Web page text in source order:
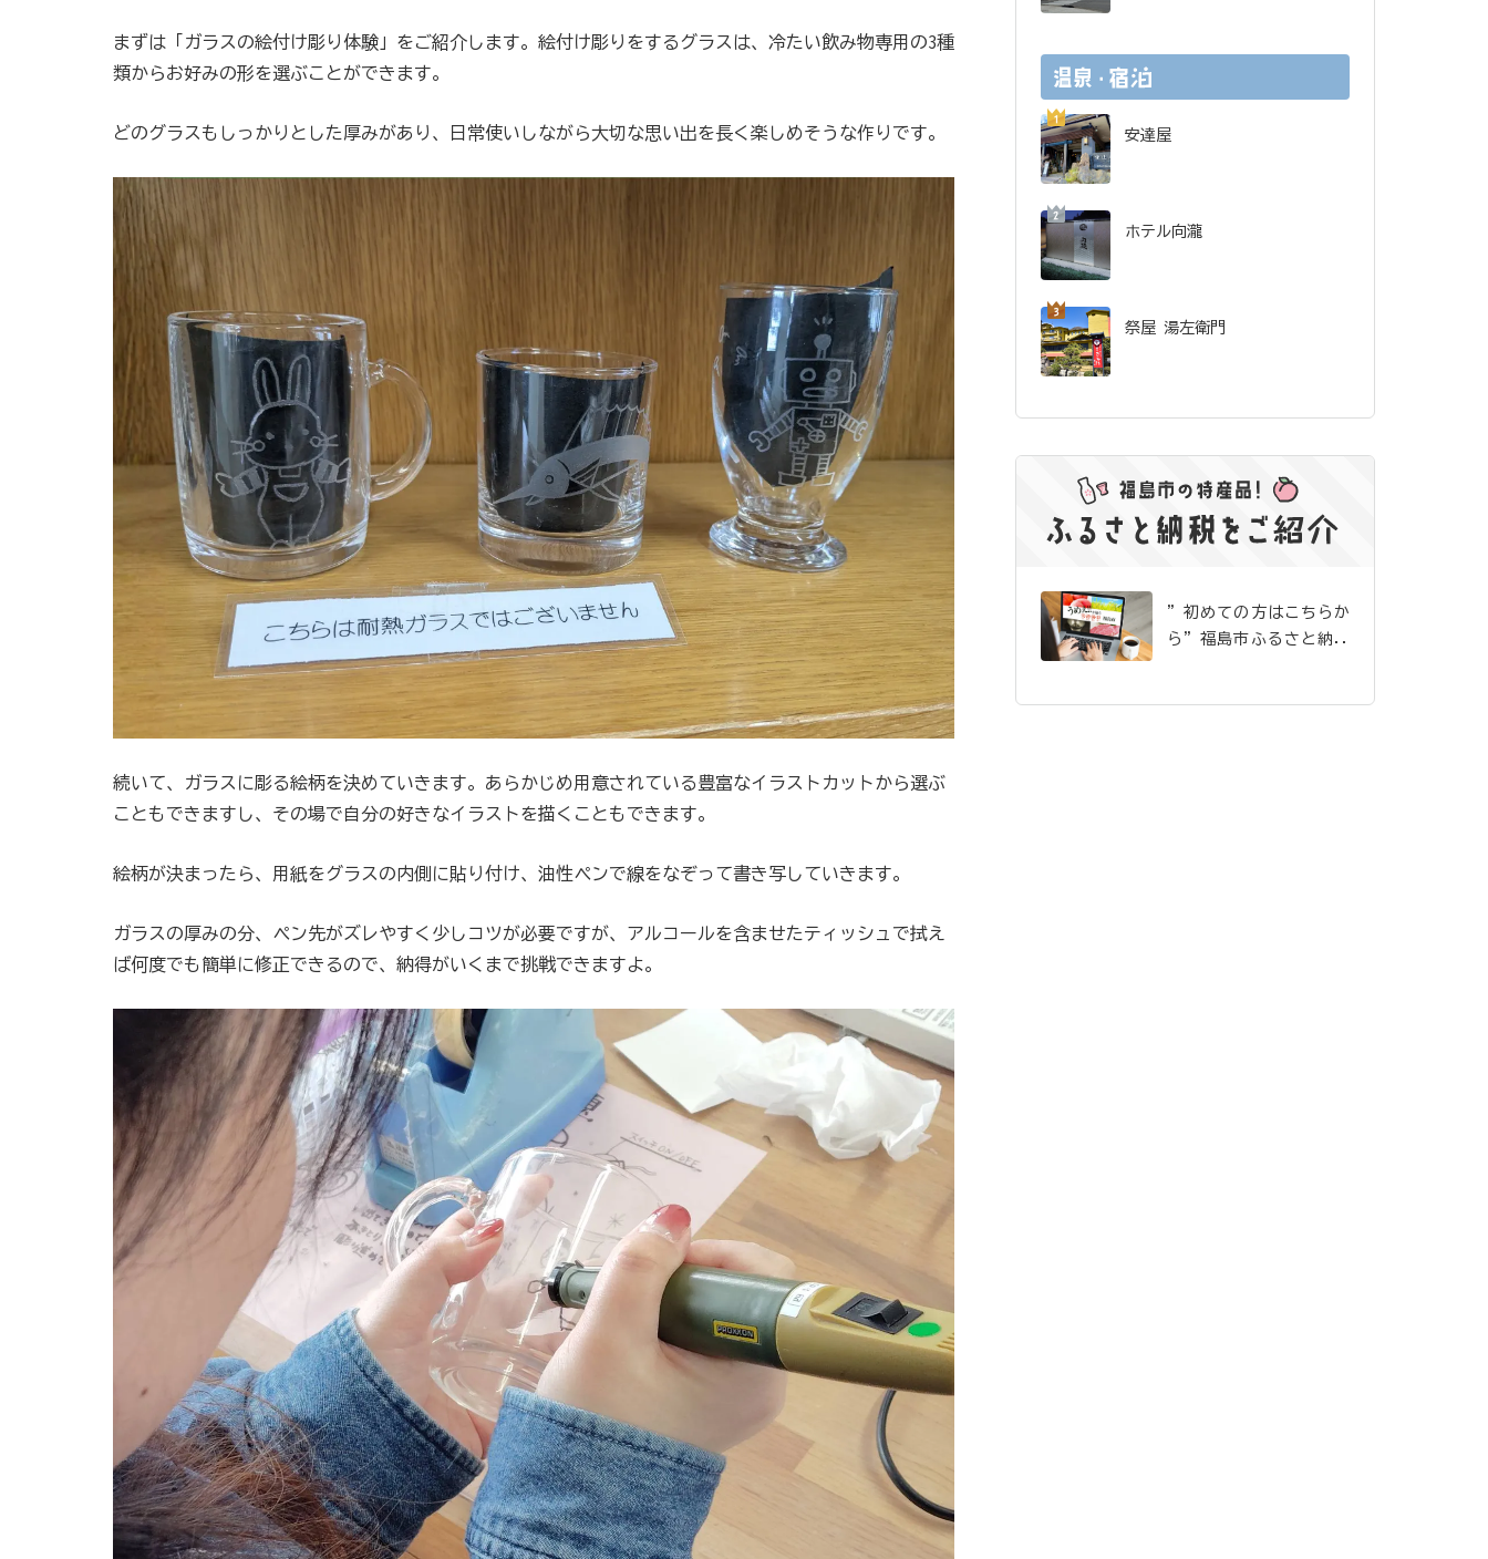
まずは「ガラスの絵付け彫り体験」をご紹介します。絵付け彫りをするグラスは、冷たい飲み物専用の3種
類からお好みの形を選ぶことができます。
どのグラスもしっかりとした厚みがあり、日常使いしながら大切な思い出を長く楽しめそうな作りです。
続いて、ガラスに彫る絵柄を決めていきます。あらかじめ用意されている豊富なイラストカットから選ぶ
こともできますし、その場で自分の好きなイラストを描くこともできます。
絵柄が決まったら、用紙をグラスの内側に貼り付け、油性ペンで線をなぞって書き写していきます。
ガラスの厚みの分、ペン先がズレやすく少しコツが必要ですが、アルコールを含ませたティッシュで拭え
ば何度でも簡単に修正できるので、納得がいくまで挑戦できますよ。
安達屋
ホテル向瀧
祭屋 湯左衛門
”初めての方はこちらか
ら”福島市ふるさと納税